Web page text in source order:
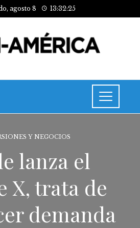
agosto 8 13:32:26
Y NEGOCIOS
lanza el
X, trata de
demanda